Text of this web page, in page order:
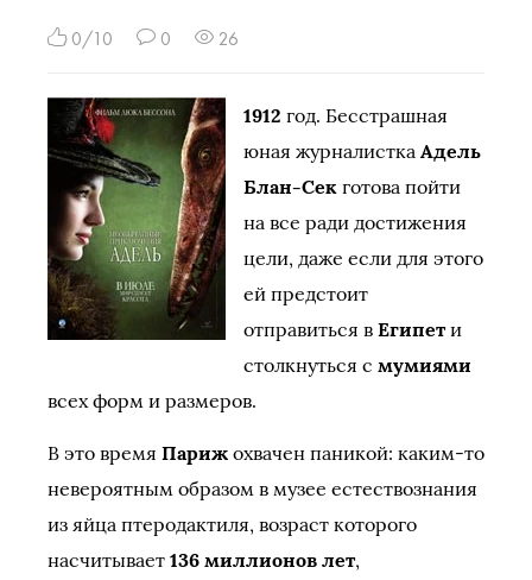
0/10 0 26
1912 год. Бесстрашная
юная журналистка Адель
Блан-Сек готова пойти
на все ради достижения
цели, даже если для этого
ей предстоит
отправиться в Египети
столкнуться с мумиями
всех форм и размеров.
В это время Париж охвачен паникой: каким-то
невероятным образом в музее естествознания
из яйца птеродактиля, возраст которого
насчитывает 136 миллионов лет,